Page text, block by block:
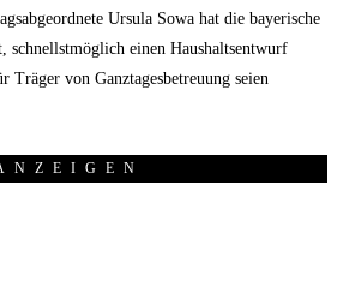
Ursula Sowa hat die bayerische
schnellstmöglich einen Haushaltsentwurf
von Ganztagesbetreuung seien